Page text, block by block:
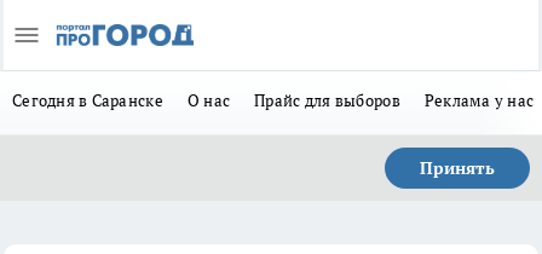
Сегодня в Саранске О нас Прайс для выборов Реклама у нас
Принять